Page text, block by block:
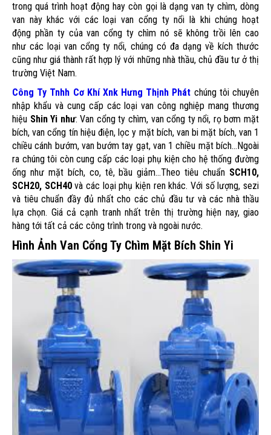
trong quá trình hoạt động hay còn gọi là dạng van ty chìm, dòng
van này khác với các loại van cổng ty nổi là khi chúng hoạt
động phần ty của van cổng ty chìm nó sẽ không trồi lên cao
như các loại van cổng ty nổi, chúng có đa dạng về kích thước
cũng như giá thành rất hợp lý với những nhà thầu, chủ đầu tư ở thị
trường Việt Nam.
Công Ty Tnhh Cơ Khí Xnk Hưng Thịnh Phát chúng tôi chuyên
nhập khẩu và cung cấp các loại van công nghiệp mang thương
hiệu Shin Yi như: Van cổng ty chìm, van cổng ty nổi, rọ bơm mặt
bích, van cổng tín hiệu điện, lọc y mặt bích, van bi mặt bích, van 1
chiều cánh bướm, van bướm tay gạt, van 1 chiều mặt bích...Ngoài
ra chúng tôi còn cung cấp các loại phụ kiện cho hệ thống đường
ống như mặt bích, co, tê, bầu giảm...Theo tiêu chuẩn SCH10,
SCH20, SCH40và các loại phụ kiện ren khác. Với số lượng, sezi
và tiêu chuẩn đầy đủ nhất cho các chủ đầu tư và các nhà thầu
lựa chọn. Giá cả cạnh tranh nhất trên thị trường hiện nay, giao
hàng tới tất cả các công trình trong và ngoài nước.
Hình Ảnh Van Cổng Ty Chìm Mặt Bích Shin Yi